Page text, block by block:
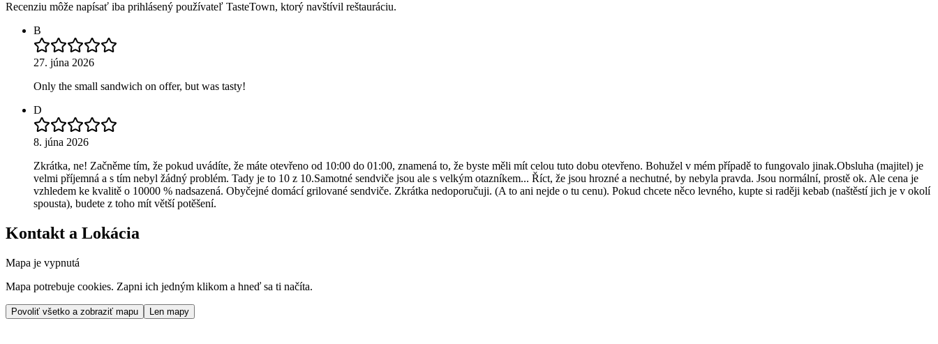
Recenziu môže napísať iba prihlásený používateľ TasteTown, ktorý navštívil reštauráciu.
B
27. júna 2026
Only the small sandwich on offer, but was tasty!
D
8. júna 2026
Zkrátka, ne! Začněme tím, že pokud uvádíte, že máte otevřeno od 10:00 do 01:00, znamená to, že byste měli mít celou tuto dobu otevřeno. Bohužel v mém případě to fungovalo jinak. ​Obsluha (majitel) je
velmi příjemná a s tím nebyl žádný problém. Tady je to 10 z 10. ​Samotné sendviče jsou ale s velkým otazníkem... Říct, že jsou hrozné a nechutné, by nebyla pravda. Jsou normální, prostě ok. Ale cena je
vzhledem ke kvalitě o 10000 % nadsazená. Obyčejné domácí grilované sendviče. Zkrátka nedoporučuji. (A to ani nejde o tu cenu). Pokud chcete něco levného, kupte si raději kebab (naštěstí jich je v okolí
spousta), budete z toho mít větší potěšení.
Kontakt a Lokácia
Mapa je vypnutá
Mapa potrebuje cookies. Zapni ich jedným klikom a hneď sa ti načíta.
Povoliť všetko a zobraziť mapu Len mapy